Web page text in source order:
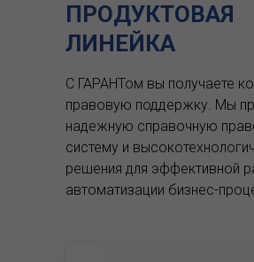
ПРОДУКТОВАЯ
ЛИНЕЙКА
С ГАРАНТом вы получаете
правовую поддержку. Мы
надежную справочную
систему и
решения для эффективной
автоматизации бизнес-